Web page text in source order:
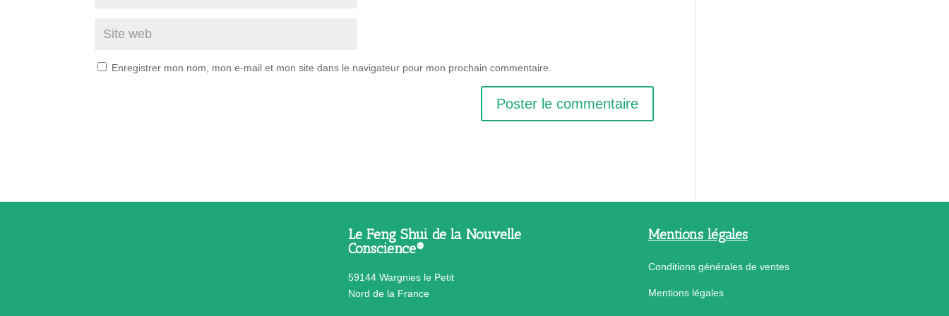
Enregistrer mon nom, mon e-mail et mon site dans le navigateur pour mon prochain commentaire.
Le Feng Shui de la Nouvelle
Conscience®
59144 Wargnies le Petit
Nord de la France
Mentions légales
Conditions générales de ventes
Mentions légales